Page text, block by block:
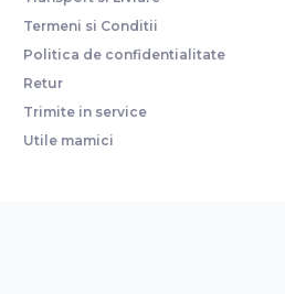
Termeni si Conditii
Politica de confidentialitate
Retur
Trimite in service
Utile mamici